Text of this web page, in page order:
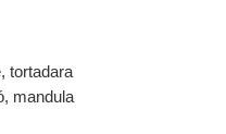
tortadara
mandula